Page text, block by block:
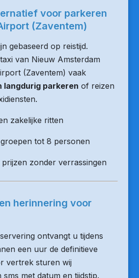
voor parkeren
(Zaventem)
gebaseerd op reistijd.
van Nieuw Amsterdam
(Zaventem) vaak
langdurig parkeren of reizen
zakelijke ritten
tot 8 personen
zonder verrassingen
herinnering voor
ontvangt u tijdens
een uur de definitieve
vertrek sturen wij
met datum en tijdstip.